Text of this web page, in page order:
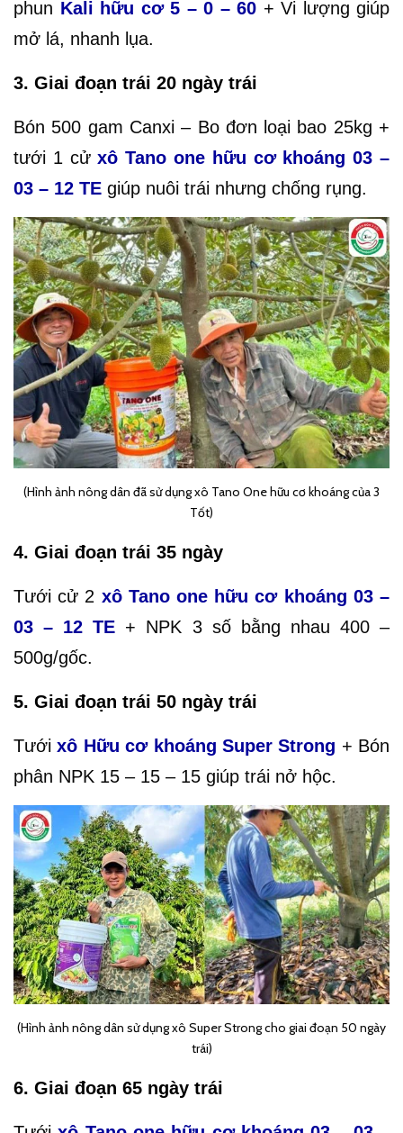
phun Kali hữu cơ 5 – 0 – 60 + Vi lượng giúp
mở lá, nhanh lụa.
3. Giai đoạn trái 20 ngày trái
Bón 500 gam Canxi – Bo đơn loại bao 25kg +
tưới 1 cửxô Tano one hữu cơ khoáng 03 –
03 – 12 TE giúp nuôi trái nhưng chống rụng.
(Hình ảnh nông dân đã sử dụng xô Tano One hữu cơ khoáng của 3
Tốt)
4. Giai đoạn trái 35 ngày
Tưới cử 2 xô Tano one hữu cơ khoáng 03 –
03 – 12 TE + NPK 3 số bằng nhau 400 –
500g/gốc.
5. Giai đoạn trái 50 ngày trái
Tướixô Hữu cơ khoáng Super Strong + Bón
phân NPK 15 – 15 – 15 giúp trái nở hộc.
(Hình ảnh nông dân sử dụng xô Super Strong cho giai đoạn 50 ngày
trái)
6. Giai đoạn 65 ngày trái